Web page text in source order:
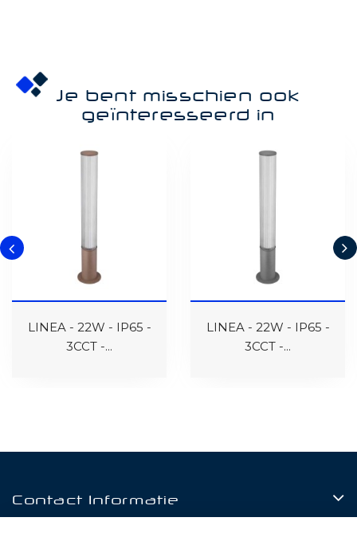
Je bent misschien ook
geïnteresseerd in
LINEA - 22W - IP65 -
3CCT -...
LINEA - 22W - IP65 -
3CCT -...
Contact Informatie